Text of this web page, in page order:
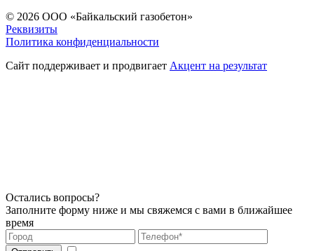
© 2026 ООО «Байкальский газобетон»
Реквизиты
Политика конфиденциальности
Сайт поддерживает и продвигает Акцент на результат
Остались вопросы?
Заполните форму ниже и мы свяжемся с вами в ближайшее
время